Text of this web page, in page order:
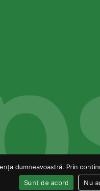
dumneavoastră. Prin
Sunt de acord
Nu